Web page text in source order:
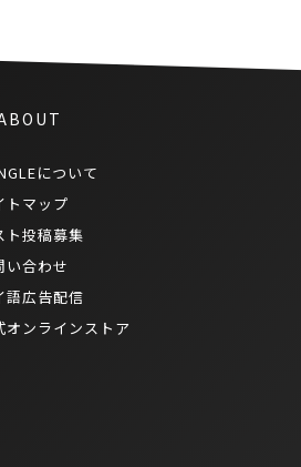
について
トマップ
ト投稿募集
い合わせ
語広告配信
オンラインストア